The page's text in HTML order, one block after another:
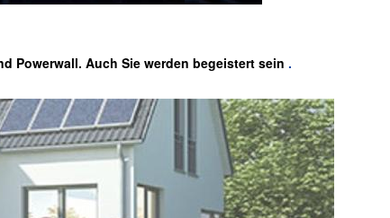
Powerwall. Auch Sie werden begeistert sein .